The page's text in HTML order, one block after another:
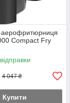
аерофритюрниця
Compact Fry
4 047 ₴
Купити